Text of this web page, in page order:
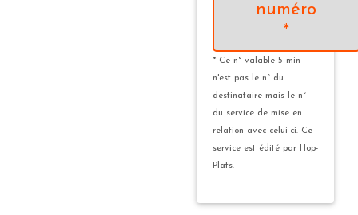
numéro
*
* Ce n° valable 5 min
n'est pas le n° du
destinataire mais le n°
du service de mise en
relation avec celui-ci. Ce
service est édité par Hop-
Plats.